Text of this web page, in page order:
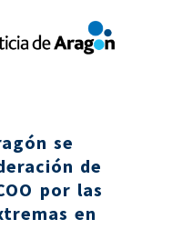
se
de
por las
en